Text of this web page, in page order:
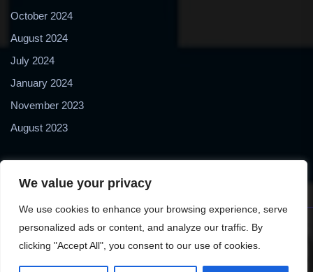
We value your privacy
We use cookies to enhance your browsing experience, serve
personalized ads or content, and analyze our traffic. By
clicking "Accept All", you consent to our use of cookies.
October 2024
August 2024
July 2024
January 2024
November 2023
August 2023